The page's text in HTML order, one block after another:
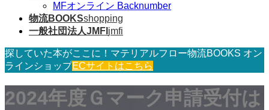
MFオンライン Backnumber
物流BOOKSshopping
一般社団法人JMFI jmfi
探していた本がここに！マテリアルフロー物流BOOKS オン
ラインショップECサイトはこちら
2024年度Ｇマーク申請受付は